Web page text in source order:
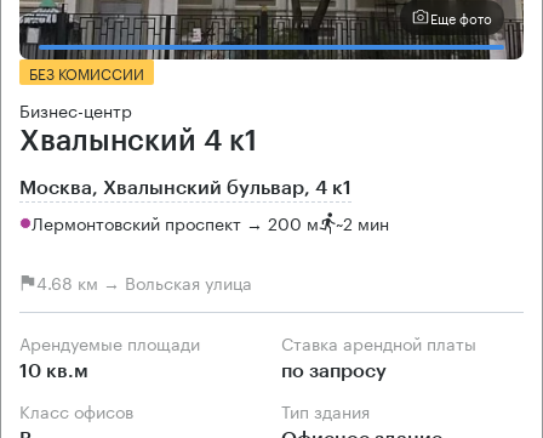
Еще фото
БЕЗ КОМИССИИ
Бизнес-центр
Хвалынский 4 к1
Москва, Хвалынский бульвар, 4 к1
Лермонтовский проспект → 200 м ~2 мин
4.68 км → Вольская улица
Арендуемые площади
10 кв.м
Ставка арендной платы
по запросу
Класс офисов Тип здания